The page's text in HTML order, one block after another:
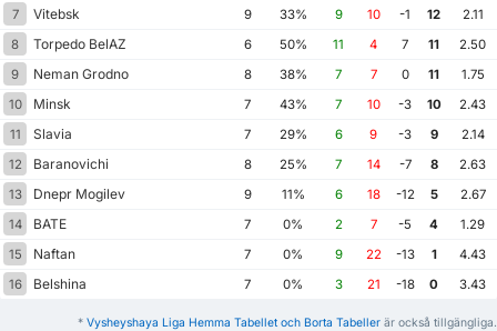
7
Vitebsk 9 33% 9 10 -1 12
2.11
8
Torpedo BelAZ 6 50% 11 4 7 11
2.50
9
Neman Grodno 8 38% 7 7 0 11
1.75
10
Minsk 7 43% 7 10 -3 10
2.43
11
Slavia 7 29% 6 9 -3 9
2.14
12
Baranovichi 8 25% 7 14 -7 8
2.63
13
Dnepr Mogilev 9 11% 6 18 -12 5
2.67
14
BATE 7 0% 2 7 -5 4
1.29
15
Naftan 7 0% 9 22 -13 1
4.43
16
Belshina 7 0% 3 21 -18 0 3.43
* Vysheyshaya Liga Hemma Tabellet och Borta Tabeller är också tillgängliga.